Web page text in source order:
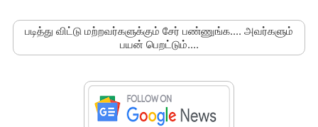
படித்து விட்டு மற்றவர்களுக்கும் சேர் பண்ணுங்க.... அவர்களும்
பயன் பெறட்டும்....